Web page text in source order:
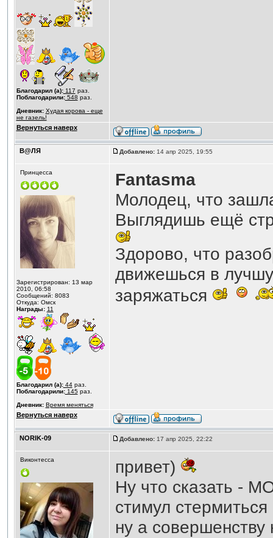
Благодарил (а):117 раз.
Поблагодарили:548 раз.
Дневник: Худая корова - еще
не газель!
Вернуться наверх
В@ЛЯ Добавлено:14 апр 2025, 19:55
Принцесса
Зарегистрирован: 13 мар
2010, 06:58
Сообщений: 8083
Откуда: Омск
Награды: 11
Благодарил (а):44раз.
Поблагодарили:145раз.
Дневник: Время меняться
Fantasma
Молодец, что
Выглядишь ещё
Здорово, что
движешься в
заряжаться
Вернуться наверх
NORIK-09 Добавлено:17 апр 2025, 22:22
Виконтесса
привет)
Ну что сказать -
стимул
ну а совершенству